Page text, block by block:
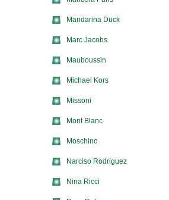
Mandarina Duck
Marc Jacobs
Mauboussin
Michael Kors
Missoni
Mont Blanc
Moschino
Narciso Rodriguez
Nina Ricci